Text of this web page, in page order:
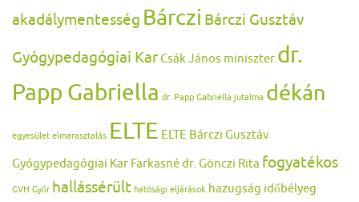
akadálymentesség Bárczi Bárczi Gusztáv
Gyógypedagógiai KarCsák János miniszter dr.
Papp Gabriella dr. Papp Gabriella jutalma dékán
egyesület elmarasztalás ELTE ELTE Bárczi Gusztáv
Gyógypedagógiai Kar Farkasné dr. Gönczi Rita fogyatékos
GVH Győr hallássérült hatósági eljárások hazugság időbélyeg